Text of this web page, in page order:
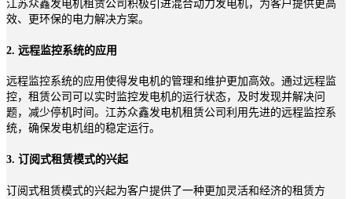
江苏众鑫发电机租赁公司积极引进混合动力发电机，为客户提供更高
效、更环保的电力解决方案。
2. 远程监控系统的应用
远程监控系统的应用使得发电机的管理和维护更加高效。通过远程监
控，租赁公司可以实时监控发电机的运行状态，及时发现并解决问
题，减少停机时间。江苏众鑫发电机租赁公司利用先进的远程监控系
统，确保发电机组的稳定运行。
3. 订阅式租赁模式的兴起
订阅式租赁模式的兴起为客户提供了一种更加灵活和经济的租赁方